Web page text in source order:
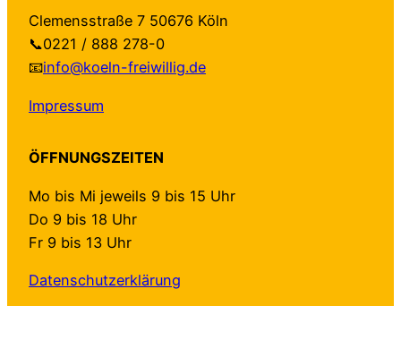
Clemensstraße 7 50676 Köln
📞0221 / 888 278-0
📧info@koeln-freiwillig.de
Impressum
ÖFFNUNGSZEITEN
Mo bis Mi jeweils 9 bis 15 Uhr
Do 9 bis 18 Uhr
Fr 9 bis 13 Uhr
Datenschutzerklärung